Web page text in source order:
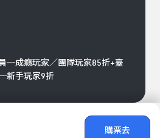
購票去
─成癮玩家／團隊玩家85折+臺
新手玩家9折